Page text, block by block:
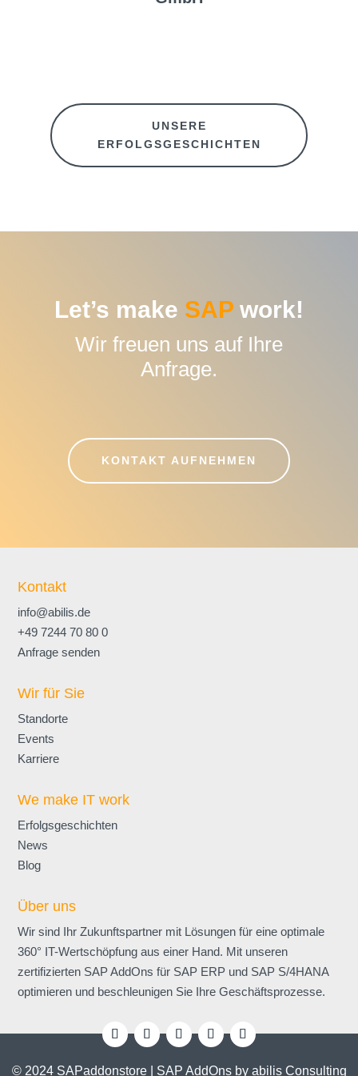
Konditionsupload-Cockpit
Elektronikgehäuse
Solution:
UNSERE
ERFOLGSGESCHICHTEN
Let’s make SAPwork!
Wir freuen uns auf Ihre
Anfrage.
KONTAKT AUFNEHMEN
Kontakt
info@abilis.de
+49 7244 70 80 0
Anfrage senden
Wir für Sie
Standorte
Events
Karriere
We make IT work
Erfolgsgeschichten
News
Blog
Über uns
Wir sind Ihr Zukunftspartner mit Lösungen für eine optimale
360° IT-Wert­schöpfung aus einer Hand. Mit unseren
zertifizierten SAP AddOns für SAP ERP und SAP S/4HANA
optimieren und beschleunigen Sie Ihre Geschäftsprozesse.
© 2024 SAPaddonstore | SAP AddOns by abilis Consulting